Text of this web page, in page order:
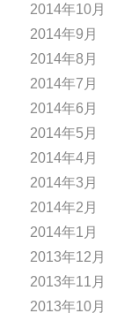
2014年10月
2014年9月
2014年8月
2014年7月
2014年6月
2014年5月
2014年4月
2014年3月
2014年2月
2014年1月
2013年12月
2013年11月
2013年10月